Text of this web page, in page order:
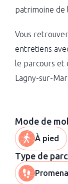
patrimoine de
Vous
entretiens
le parcours et
Lagny-sur-
Mode de
À pied
Type de